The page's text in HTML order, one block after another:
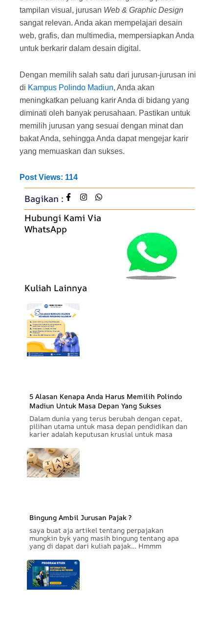
tampilan visual, jurusan Web & Graphic Design
sangat relevan. Anda akan mempelajari desain
web, grafis, dan multimedia, mempersiapkan Anda
untuk berkarir dalam desain digital.
Dengan memilih salah satu dari jurusan-jurusan ini
di Kampus Polindo Madiun, Anda akan
meningkatkan peluang karir Anda di bidang yang
diminati oleh banyak perusahaan. Pastikan untuk
memilih jurusan yang sesuai dengan minat dan
bakat Anda, sehingga Anda dapat mengejar karir
yang memuaskan dan sukses.
Post Views: 114
Bagikan :
Hubungi Kami Via
WhatsApp
Kuliah Lainnya
5 Alasan Kenapa Anda Harus Memilih Polindo
Madiun Untuk Masa Depan Yang Sukses
Dalam dunia yang terus berubah dengan cepat,
pilihan utama untuk masa depan pendidikan dan
karier adalah keputusan krusial untuk masa
Bingung Ambil Jurusan Pajak ?
saya buat aja artikel tentang perpajakan
mungkin byk yang masih bingung tentang apa
yang di dapat dari kuliah pajak… Hmmm